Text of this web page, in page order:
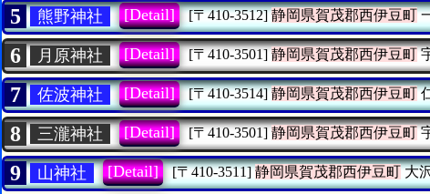
5 熊野神社 [Detail] [〒410-3512] 静岡県賀茂郡西伊豆町
6 月原神社 [Detail] [〒410-3501] 静岡県賀茂郡西伊豆町
7 佐波神社 [Detail] [〒410-3514] 静岡県賀茂郡西伊豆町
8 三瀧神社 [Detail] [〒410-3501] 静岡県賀茂郡西伊豆町
9 山神社 [Detail] [〒410-3511] 静岡県賀茂郡西伊豆町大